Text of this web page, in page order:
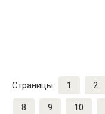
Страницы: 1 2
8 9 10